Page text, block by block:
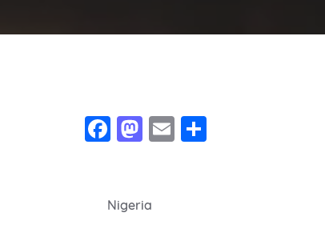
Facebook
Mastodon
Email
Navegação
Nigeria